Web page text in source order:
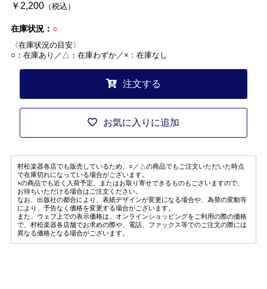
￥2,200（税込）
在庫状況： ○
〈在庫状況の目安〉
○：在庫あり／△：在庫わずか／×：在庫なし
注文する
お気に入りに追加
村松楽器各店でも販売しているため、○／△の商品でもご注文いただいた時点
で在庫切れになっている場合がございます。
×の商品でも近く入荷予定、またはお取り寄せできるものもございますので、
お待ちいただける場合はご注文ください。
なお、出版社の都合により、表紙デザインが変更になる場合や、為替の変動等
により、予告なく価格を変更する場合がございます。
また、ウェブ上での表示価格は、オンラインショッピングをご利用の際の価格
で、村松楽器各店舗でお求めの際や、電話、ファックス等でのご注文の際には
異なる価格となる場合がございます。